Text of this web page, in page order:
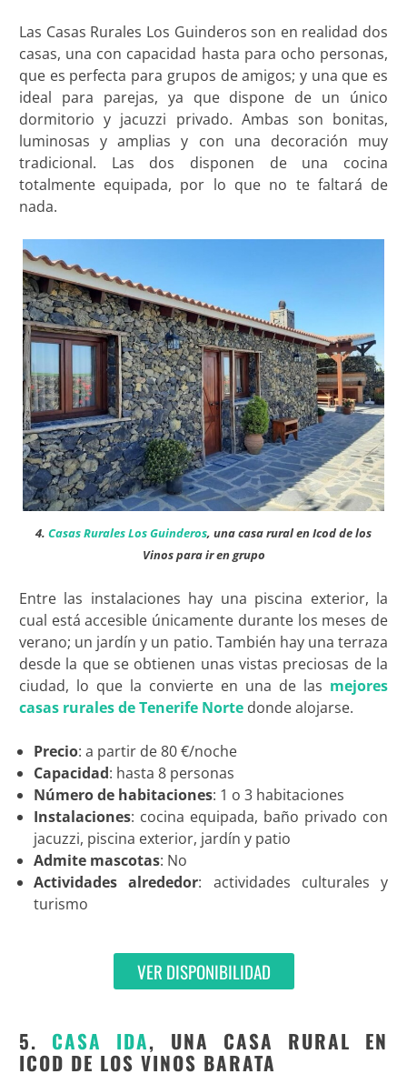
Las Casas Rurales Los Guinderos son en realidad dos
casas, una con capacidad hasta para ocho personas,
que es perfecta para grupos de amigos; y una que es
ideal para parejas, ya que dispone de un único
dormitorio y jacuzzi privado. Ambas son bonitas,
luminosas y amplias y con una decoración muy
tradicional. Las dos disponen de una cocina
totalmente equipada, por lo que no te faltará de
nada.
4. Casas Rurales Los Guinderos, una casa rural en Icod de los
Vinos para ir en grupo
Entre las instalaciones hay una piscina exterior, la
cual está accesible únicamente durante los meses de
verano; un jardín y un patio. También hay una terraza
desde la que se obtienen unas vistas preciosas de la
ciudad, lo que la convierte en una de las mejores
casas rurales de Tenerife Nortedonde alojarse.
Precio: a partir de 80 €/noche
Capacidad: hasta 8 personas
Número de habitaciones: 1 o 3 habitaciones
Instalaciones: cocina equipada, baño privado con
jacuzzi, piscina exterior, jardín y patio
Admite mascotas: No
Actividades alrededor: actividades culturales y
turismo
VER DISPONIBILIDAD
5. CASA IDA, UNA CASA RURAL EN
ICOD DE LOS VINOS BARATA